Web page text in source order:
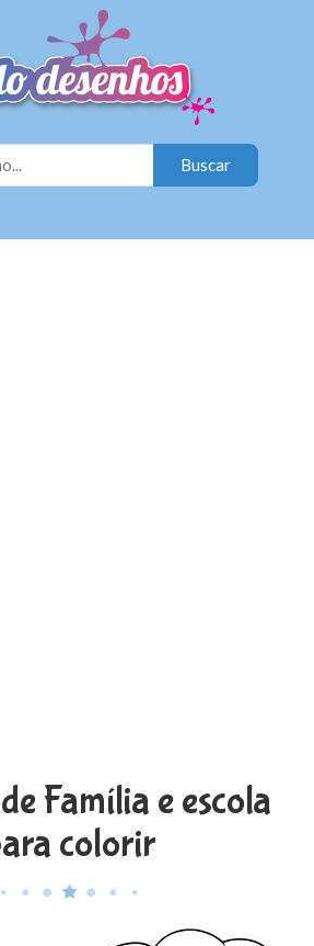
Família e escola
colorir